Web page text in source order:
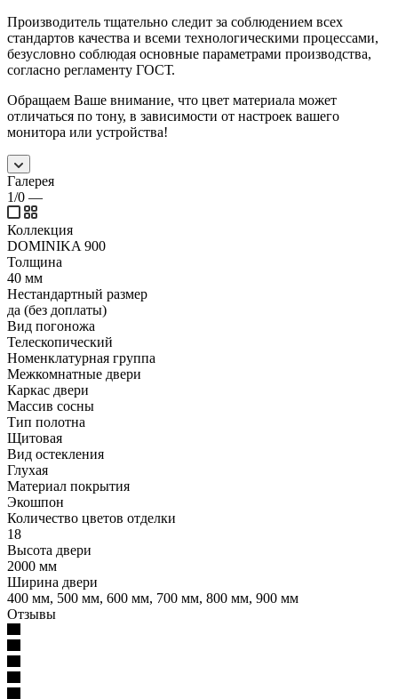
Производитель тщательно следит за соблюдением всех
стандартов качества и всеми технологическими процессами,
безусловно соблюдая основные параметрами производства,
согласно регламенту ГОСТ.
Обращаем Ваше внимание, что цвет материала может
отличаться по тону, в зависимости от настроек вашего
монитора или устройства!
Галерея
1/0 —
Коллекция
DOMINIKA 900
Толщина
40 мм
Нестандартный размер
да (без доплаты)
Вид погоножа
Телескопический
Номенклатурная группа
Межкомнатные двери
Каркас двери
Массив сосны
Тип полотна
Щитовая
Вид остекления
Глухая
Материал покрытия
Экошпон
Количество цветов отделки
18
Высота двери
2000 мм
Ширина двери
400 мм, 500 мм, 600 мм, 700 мм, 800 мм, 900 мм
Отзывы